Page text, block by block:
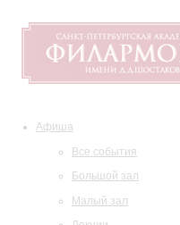
Афиша
Все события
Большой зал
Малый зал